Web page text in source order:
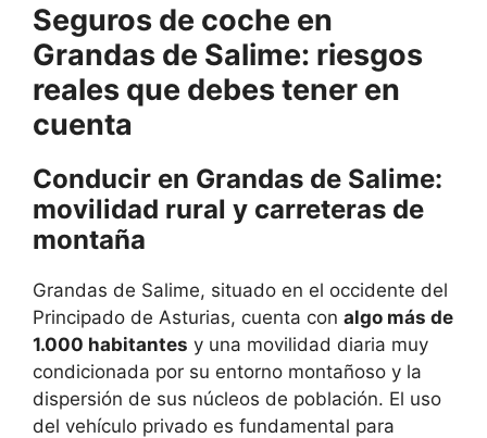
Seguros de coche en
Grandas de Salime: riesgos
reales que debes tener en
cuenta
Conducir en Grandas de Salime:
movilidad rural y carreteras de
montaña
Grandas de Salime, situado en el occidente del
Principado de Asturias, cuenta con algo más de
1.000 habitantes y una movilidad diaria muy
condicionada por su entorno montañoso y la
dispersión de sus núcleos de población. El uso
del vehículo privado es fundamental para